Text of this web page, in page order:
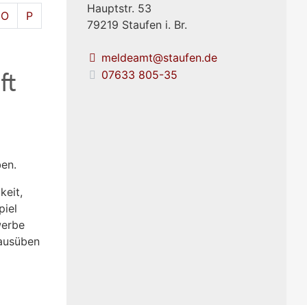
O
P
Hauptstr. 53
79219 Staufen i. Br.
meldeamt@staufen.de
07633 805-35